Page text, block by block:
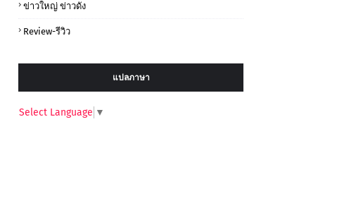
ข่าวใหญ่ ข่าวดัง
Review-รีวิว
แปลภาษา
Select Language ▼